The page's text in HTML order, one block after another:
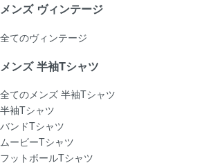
メンズ ヴィンテージ
全てのヴィンテージ
メンズ 半袖Tシャツ
全てのメンズ 半袖Tシャツ
半袖Tシャツ
バンドTシャツ
ムービーTシャツ
フットボールTシャツ